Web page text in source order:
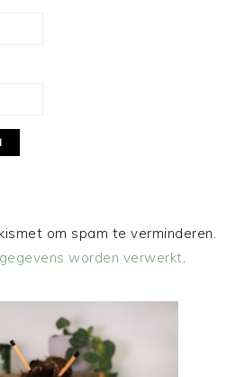
om spam te verminderen.
worden verwerkt.